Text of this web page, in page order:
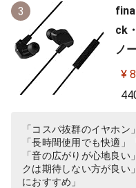
3
ck
ノ
【
¥
「コスパ抜群のイヤホン
「長時間使用でも快適」
「音の広がりが心地良
クは期待しない方が良い
におすすめ」